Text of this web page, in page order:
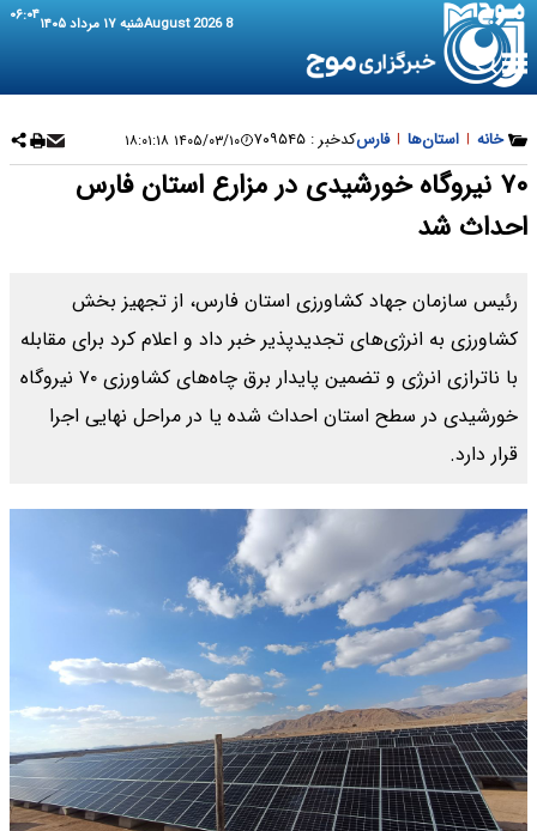
8 August 2026 شنبه ۱۷ مرداد ۱۴۰۵ ۰۶:۰۴
خانه | استان‌ها | فارسکدخبر : ۷۰۹۵۴۵ ۱۴۰۵/۰۳/۱۰ ۱۸:۰۱:۱۸
۷۰ نیروگاه خورشیدی در مزارع استان فارس
احداث شد
رئیس سازمان جهاد کشاورزی استان فارس، از تجهیز بخش
کشاورزی به انرژی‌های تجدیدپذیر خبر داد و اعلام کرد برای مقابله
با ناترازی انرژی و تضمین پایدار برق چاه‌های کشاورزی ۷۰ نیروگاه
خورشیدی در سطح استان احداث شده یا در مراحل نهایی اجرا
قرار دارد.